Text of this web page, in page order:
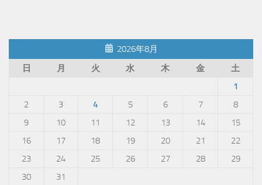
2026年8月
日
月 火 水 木 金
土
1
2
3 4 5 6 7
8
9
10 11 12 13 14
15
16
17 18 19 20 21
22
23
24 25 26 27 28
29
30
31